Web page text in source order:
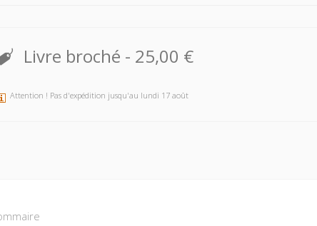
Livre broché - 25,00 €
Attention ! Pas d'expédition jusqu'au lundi 17 août